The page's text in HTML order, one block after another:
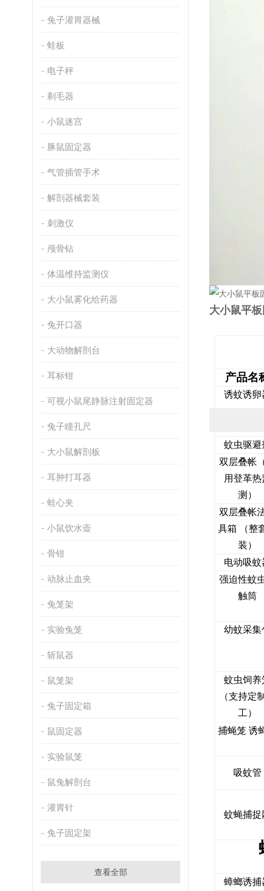
兔子灌胃器械
蛙板
电子秤
剃毛器
小鼠迷宫
豚鼠固定器
气管插管手术
解剖器械套装
刺激仪
颅骨钻
体温维持监测仪
大小鼠雾化给药器
兔开口器
大动物解剖台
耳标钳
可视小鼠尾静脉注射固定器
兔子瞳孔尺
大小鼠解剖板
耳肿打耳器
蛙心夹
小鼠饮水壶
骨钳
动脉止血夹
兔笼架
实验兔笼
斩鼠器
鼠笼架
兔子固定箱
鼠固定器
实验鼠笼
鼠兔解剖台
灌胃针
兔子固定架
查看全部
大小鼠平
产品名
诱蚊诱卵
蚊虫驱避
双层叠帐
用登革热
测）
双层叠帐
具箱 （整
装）
电动吸蚊
强迫性蚊
触筒
幼蚊采集
蚊虫饲养
（支持定
工）
捕蝇笼 诱
吸蚊管
蚊蝇捕捉
蟑螂诱捕